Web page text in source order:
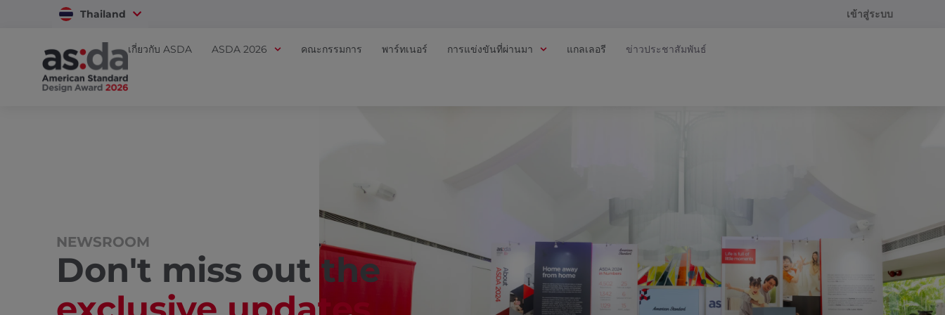
Thailand
Vietnam เข้าสู่ระบบ
เกี่ยวกับ ASDA ASDA 2026 คณะกรรมการ พาร์ทเนอร์ การแข่งขันที่ผ่านมา แกลเลอรี ข่าวประชาสัมพันธ์
NEWSROOM
Don't miss out the